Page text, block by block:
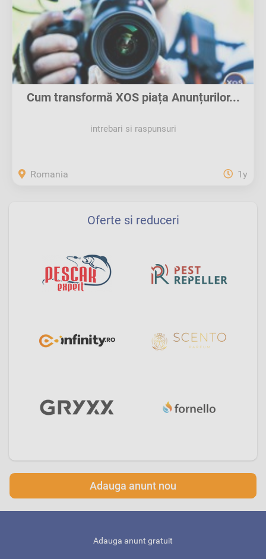
Cum transformă XOS piața Anunțurilor...
intrebari si raspunsuri
Romania 1y
Oferte si reduceri
Adauga anunt nou
Adauga anunt gratuit